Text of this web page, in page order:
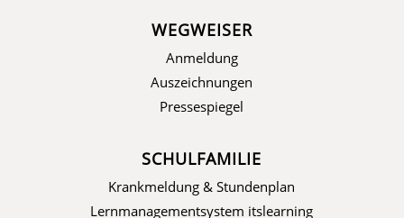
WEGWEISER
Anmeldung
Auszeichnungen
Pressespiegel
SCHULFAMILIE
Krankmeldung & Stundenplan
Lernmanagementsystem itslearning